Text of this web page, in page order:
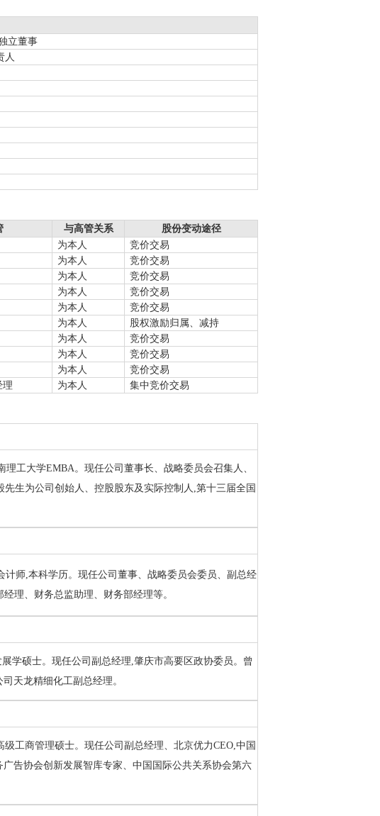
立董事
人
与高管关系
股份变动途径
为本人
竞价交易
为本人
竞价交易
为本人
竞价交易
为本人
竞价交易
为本人
竞价交易
为本人
股权激励归属、减持
为本人
竞价交易
为本人
竞价交易
为本人
竞价交易
理 为本人 集中竞价交易
工大学EMBA。现任公司董事长、战略委员会召集人、
生为公司创始人、控股股东及实际控制人,第十三届全国
计师,本科学历。现任公司董事、战略委员会委员、副总经
理、财务总监助理、财务部经理等。
学硕士。现任公司副总经理,肇庆市高要区政协委员。曾
天龙精细化工副总经理。
工商管理硕士。现任公司副总经理、北京优力CEO,中国
告协会创新发展智库专家、中国国际公共关系协会第六